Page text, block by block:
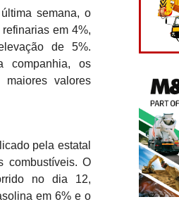
semana, o
em 4%,
de 5%.
companhia, os
maiores valores
pela estatal
combustíveis. O
no dia 12,
em 6% e o